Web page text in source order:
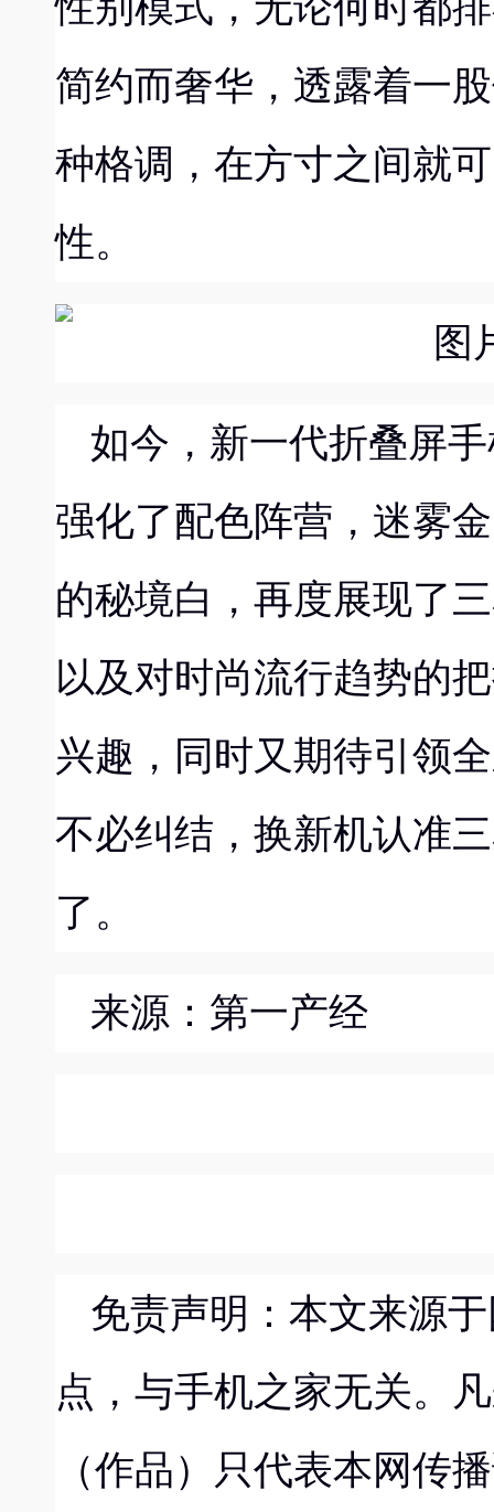
简约而奢华，透露着一
种格调， 在方寸之间就
性。
如今， 新一代折叠屏
强化了配色阵营，迷雾
的秘境白，再度展现了
以及对时尚流行趋势的
兴趣，同时又期待引领
不必纠结，换新机认准
了。
来源：第一产经
免责声明：本文来源
点，与手机之家无关。
（作品）只代表本网传